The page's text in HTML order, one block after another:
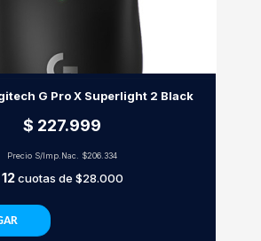
G Pro X Superlight 2 Black
$ 227.999
Precio S/Imp.Nac. $206.334
12cuotas de $28.000